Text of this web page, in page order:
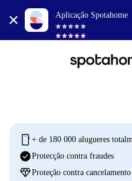
Aplicação Spotahome
mobile + de 180 000 alugueres
check_circleProtecção contra fraudes
diamondProteção contra cancelamento